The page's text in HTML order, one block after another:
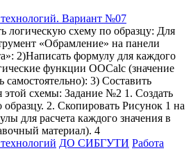
Вариант №07
логическую схему по образцу: Для
«Обрамление» на панели
2)Написать формулу для каждого
функции OOCalc (значение
самостоятельно): 3) Составить
этой схемы: Задание №2 1. Создать
образцу. 2. Скопировать Рисунок 1 на
для расчета каждого значения в
материал). 4
ДО СИБГУТИ Работа